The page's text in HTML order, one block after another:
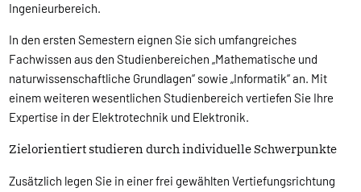
Ingenieurbereich.
In den ersten Semestern eignen Sie sich umfangreiches
Fachwissen aus den Studienbereichen „Mathematische und
naturwissenschaftliche Grundlagen“ sowie „Informatik“ an. Mit
einem weiteren wesentlichen Studienbereich vertiefen Sie Ihre
Expertise in der Elektrotechnik und Elektronik.
Zielorientiert studieren durch individuelle Schwerpunkte
Zusätzlich legen Sie in einer frei gewählten Vertiefungsrichtung